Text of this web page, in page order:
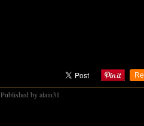
Published by alain31